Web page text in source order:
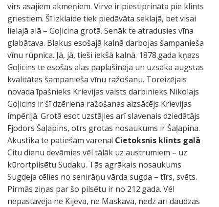
virs asajiem akmeņiem. Virve ir piestiprināta pie klints
griestiem. Šī izklaide tiek piedāvāta seklajā, bet visai
lielajā alā – Goļicina grotā. Senāk te atradusies vīna
glabātava. Blakus esošajā kalnā darbojas šampanieša
vīnu rūpnīca. Jā, jā, tieši iekšā kalnā. 1878.gada kņazs
Goļicins te esošās alas paplašināja un uzsāka augstas
kvalitātes šampanieša vīnu ražošanu. Toreizējais
novada īpašnieks Krievijas valsts darbinieks Nikolajs
Goļicins ir šī dzēriena ražošanas aizsācējs Krievijas
impērijā. Grotā esot uzstājies arī slavenais dziedātājs
Fjodors Šaļapins, otrs grotas nosaukums ir Šaļapina.
Akustika te patiešām varena! Cietoksnis klints galā
Citu dienu devāmies vēl tālāk uz austrumiem – uz
kūrortpilsētu Sudaku. Tās agrākais nosaukums
Sugdeja cēlies no senirāņu vārda sugda – tīrs, svēts.
Pirmās ziņas par šo pilsētu ir no 212.gada. Vēl
nepastāvēja ne Kijeva, ne Maskava, nedz arī daudzas